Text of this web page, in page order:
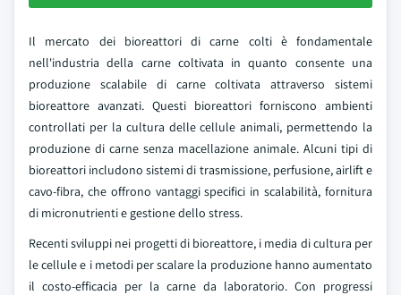
Il mercato dei bioreattori di carne colti è fondamentale
nell'industria della carne coltivata in quanto consente una
produzione scalabile di carne coltivata attraverso sistemi
bioreattore avanzati. Questi bioreattori forniscono ambienti
controllati per la cultura delle cellule animali, permettendo la
produzione di carne senza macellazione animale. Alcuni tipi di
bioreattori includono sistemi di trasmissione, perfusione, airlift e
cavo-fibra, che offrono vantaggi specifici in scalabilità, fornitura
di micronutrienti e gestione dello stress.
Recenti sviluppi nei progetti di bioreattore, i media di cultura per
le cellule e i metodi per scalare la produzione hanno aumentato
il costo-efficacia per la carne da laboratorio. Con progressi